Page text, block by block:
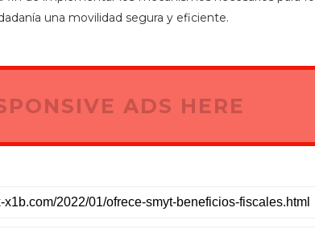
una movilidad segura y eficiente.
ADS HERE